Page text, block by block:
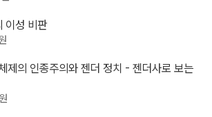
이성 비판
제의 인종주의와 젠더 정치 - 젠더사로 보는
원